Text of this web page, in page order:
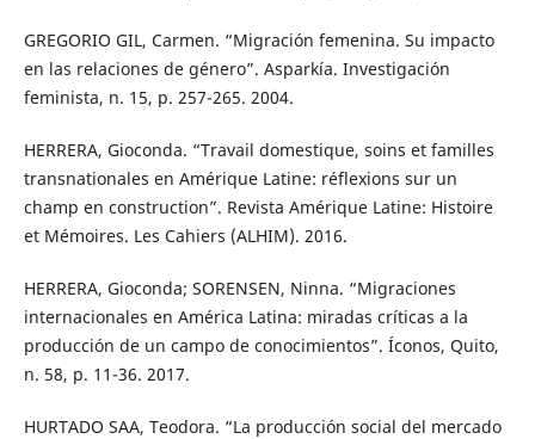
GREGORIO GIL, Carmen. “Migración femenina. Su impacto
en las relaciones de género”. Asparkía. Investigación
feminista, n. 15, p. 257-265. 2004.
HERRERA, Gioconda. “Travail domestique, soins et familles
transnationales en Amérique Latine: réflexions sur un
champ en construction”. Revista Amérique Latine: Histoire
et Mémoires. Les Cahiers (ALHIM). 2016.
HERRERA, Gioconda; SORENSEN, Ninna. “Migraciones
internacionales en América Latina: miradas críticas a la
producción de un campo de conocimientos”. Íconos, Quito,
n. 58, p. 11-36. 2017.
HURTADO SAA, Teodora. “La producción social del mercado